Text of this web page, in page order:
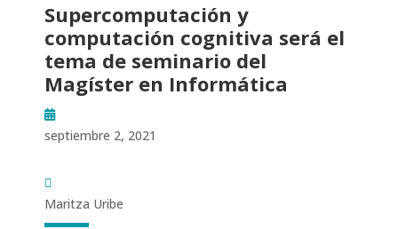
Supercomputación y
computación cognitiva será el
tema de seminario del
Magíster en Informática
septiembre 2, 2021
Maritza Uribe